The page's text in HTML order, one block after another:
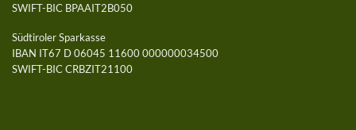
SWIFT-BIC BPAAIT2B050
Südtiroler Sparkasse
IBAN IT67 D 06045 11600 000000034500
SWIFT-BIC CRBZIT21100